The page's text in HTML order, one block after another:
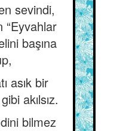
sevindi,
“Eyvahlar
başına
asık bir
akılsız.
bilmez